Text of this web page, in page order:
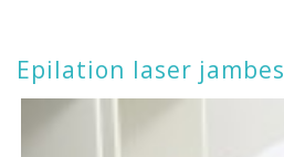
Epilation laser jambes